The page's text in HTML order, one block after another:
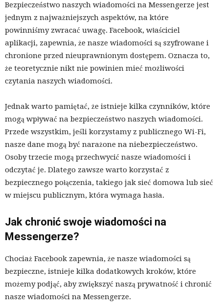
Bezpieczeństwo naszych wiadomości na Messengerze jest
jednym z najważniejszych aspektów, na które
powinniśmy zwracać uwagę. Facebook, właściciel
aplikacji, zapewnia, że nasze wiadomości są szyfrowane i
chronione przed nieuprawnionym dostępem. Oznacza to,
że teoretycznie nikt nie powinien mieć możliwości
czytania naszych wiadomości.
Jednak warto pamiętać, że istnieje kilka czynników, które
mogą wpływać na bezpieczeństwo naszych wiadomości.
Przede wszystkim, jeśli korzystamy z publicznego Wi-Fi,
nasze dane mogą być narażone na niebezpieczeństwo.
Osoby trzecie mogą przechwycić nasze wiadomości i
odczytać je. Dlatego zawsze warto korzystać z
bezpiecznego połączenia, takiego jak sieć domowa lub sieć
w miejscu publicznym, która wymaga hasła.
Jak chronić swoje wiadomości na
Messengerze?
Chociaż Facebook zapewnia, że nasze wiadomości są
bezpieczne, istnieje kilka dodatkowych kroków, które
możemy podjąć, aby zwiększyć naszą prywatność i chronić
nasze wiadomości na Messengerze.